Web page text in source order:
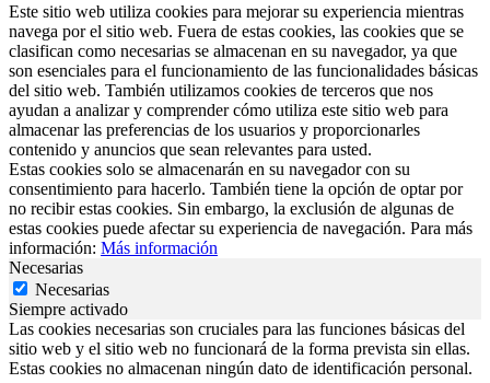
Este sitio web utiliza cookies para mejorar su experiencia mientras
navega por el sitio web. Fuera de estas cookies, las cookies que se
clasifican como necesarias se almacenan en su navegador, ya que
son esenciales para el funcionamiento de las funcionalidades básicas
del sitio web. También utilizamos cookies de terceros que nos
ayudan a analizar y comprender cómo utiliza este sitio web para
almacenar las preferencias de los usuarios y proporcionarles
contenido y anuncios que sean relevantes para usted.
Estas cookies solo se almacenarán en su navegador con su
consentimiento para hacerlo. También tiene la opción de optar por
no recibir estas cookies. Sin embargo, la exclusión de algunas de
estas cookies puede afectar su experiencia de navegación. Para más
información: Más información
Necesarias
Necesarias
Siempre activado
Las cookies necesarias son cruciales para las funciones básicas del
sitio web y el sitio web no funcionará de la forma prevista sin ellas.
Estas cookies no almacenan ningún dato de identificación personal.